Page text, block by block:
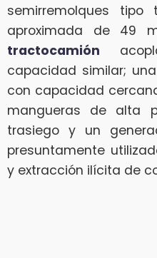
semirremolques
aproximada de 49
tractocamión
capacidad similar;
con capacidad
mangueras de alta
trasiego y un
presuntamente
y extracción ilícita de